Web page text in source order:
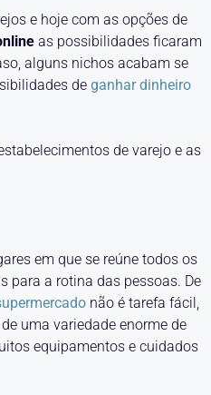
e hoje com as opções de
as possibilidades ficaram
alguns nichos acabam se
de ganhar dinheiro
de varejo e as
em que se reúne todos os
para a rotina das pessoas. De
não é tarefa fácil,
uma variedade enorme de
equipamentos e cuidados